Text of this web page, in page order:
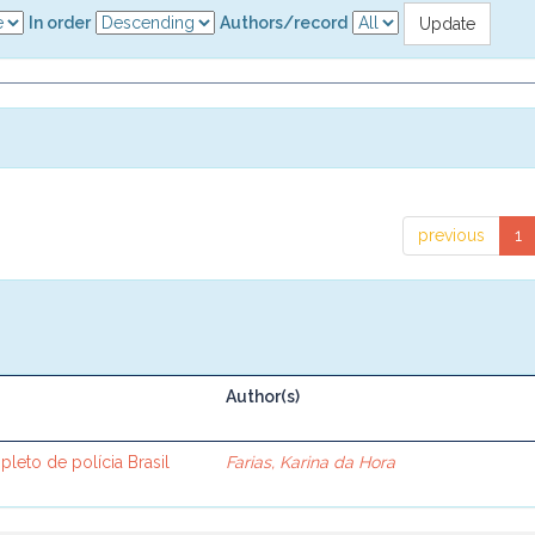
In order Authors/record
previous 1
Author(s)
de polícia Brasil Farias, Karina da Hora